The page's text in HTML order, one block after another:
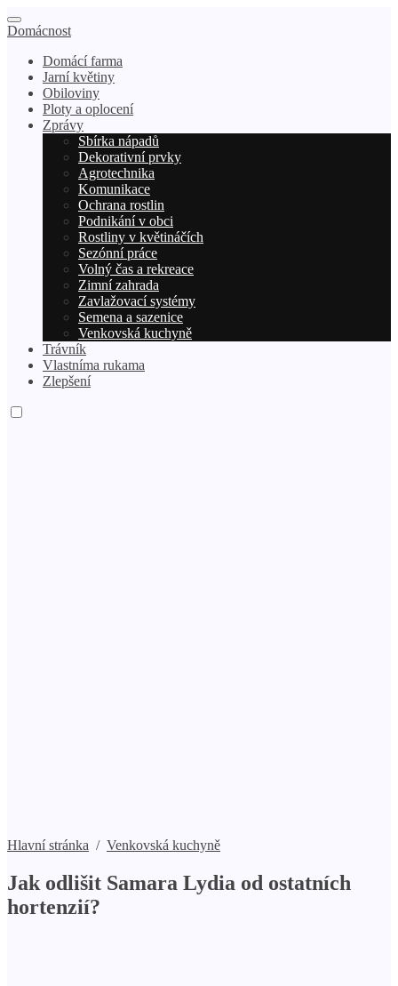
Domácnost
Domácí farma
Jarní květiny
Obiloviny
Ploty a oplocení
Zprávy
Sbírka nápadů
Dekorativní prvky
Agrotechnika
Komunikace
Ochrana rostlin
Podnikání v obci
Rostliny v květináčích
Sezónní práce
Volný čas a rekreace
Zimní zahrada
Zavlažovací systémy
Semena a sazenice
Venkovská kuchyně
Trávník
Vlastníma rukama
Zlepšení
Hlavní stránka / Venkovská kuchyně
Jak odlišit Samara Lydia od ostatních
hortenzií?